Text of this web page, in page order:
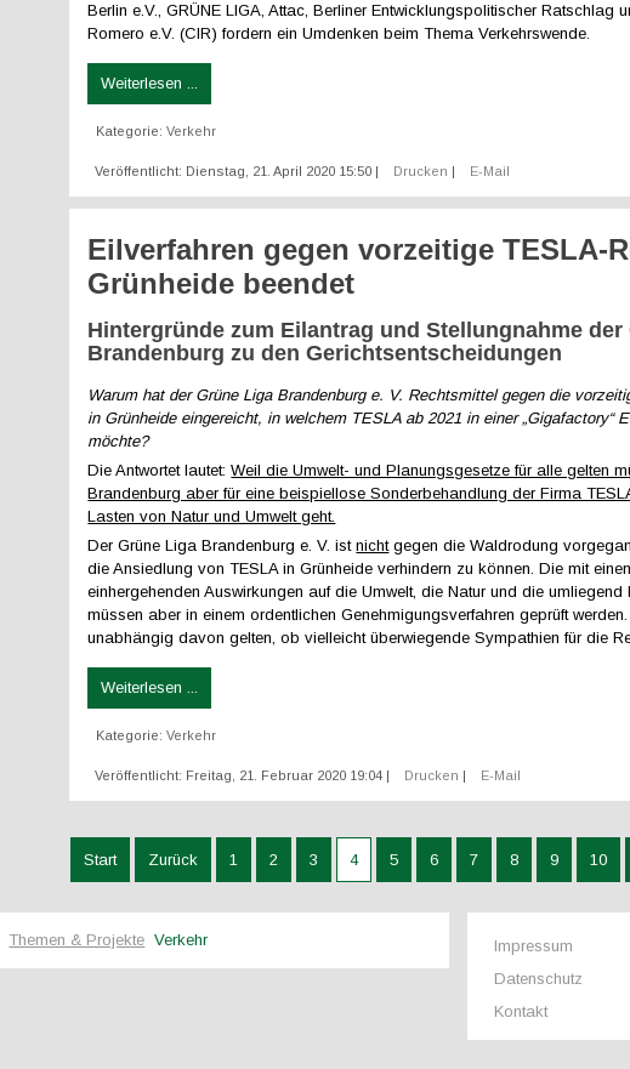
Berlin e.V., GRÜNE LIGA, Attac, Berliner Entwicklungspolitischer Ratschlag
Romero e.V. (CIR) fordern ein Umdenken beim Thema Verkehrswende.
Weiterlesen ...
Kategorie:Verkehr
Veröffentlicht: Dienstag, 21. April 2020 15:50 | Drucken | E-Mail
Eilverfahren gegen vorzeitige TESLA-
Grünheide beendet
Hintergründe zum Eilantrag und Stellungnahme der
Brandenburg zu den Gerichtsentscheidungen
Warum hat der Grüne Liga Brandenburg e. V. Rechtsmittel gegen die
in Grünheide eingereicht, in welchem TESLA ab 2021 in einer „Gigafactory“
möchte?
Die Antwortet lautet:Weil die Umwelt- und Planungsgesetze für alle gelten
Brandenburg aber für eine beispiellose Sonderbehandlung der Firma
Lasten von Natur und Umwelt geht.
Der Grüne Liga Brandenburg e. V. istnichtgegen die Waldrodung
die Ansiedlung von TESLA in Grünheide verhindern zu können. Die mit
einhergehenden Auswirkungen auf die Umwelt, die Natur und die umliegend
müssen aber in einem ordentlichen Genehmigungsverfahren geprüft
unabhängig davon gelten, ob vielleicht überwiegende Sympathien für die
Weiterlesen ...
Kategorie:Verkehr
Veröffentlicht: Freitag, 21. Februar 2020 19:04 | Drucken | E-Mail
Start Zurück 1 2 3 4 5 6 7 8 9 10
Themen & Projekte Verkehr
Impressum
Datenschutz
Kontakt